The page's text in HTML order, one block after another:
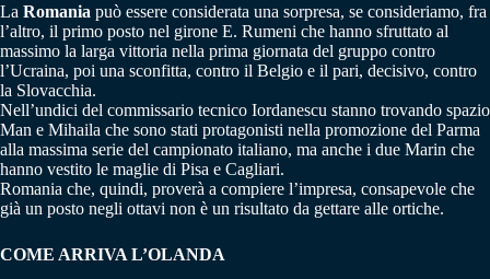
La Romania può essere considerata una sorpresa, se consideriamo, fra
l’altro, il primo posto nel girone E. Rumeni che hanno sfruttato al
massimo la larga vittoria nella prima giornata del gruppo contro
l’Ucraina, poi una sconfitta, contro il Belgio e il pari, decisivo, contro
la Slovacchia.
Nell’undici del commissario tecnico Iordanescu stanno trovando spazio
Man e Mihaila che sono stati protagonisti nella promozione del Parma
alla massima serie del campionato italiano, ma anche i due Marin che
hanno vestito le maglie di Pisa e Cagliari.
Romania che, quindi, proverà a compiere l’impresa, consapevole che
già un posto negli ottavi non è un risultato da gettare alle ortiche.
COME ARRIVA L’OLANDA